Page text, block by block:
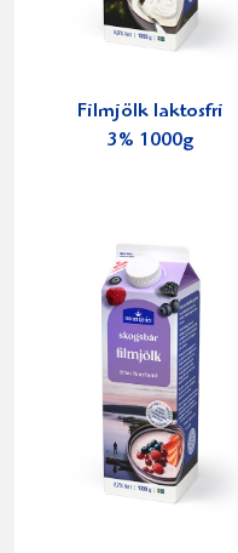
Filmjölk laktosfri
3% 1000g